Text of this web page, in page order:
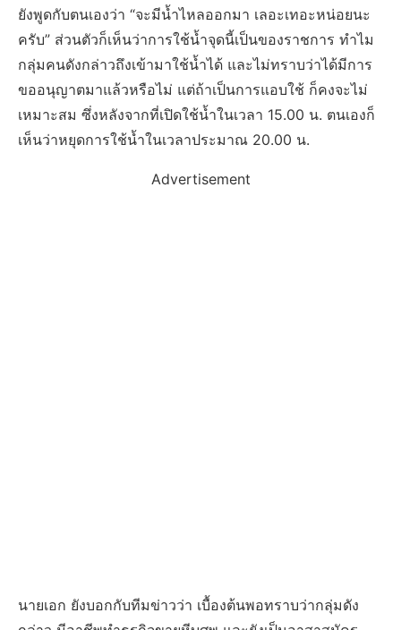
ยังพูดกับตนเองว่า “จะมีน้ำไหลออกมา เลอะเทอะหน่อยนะ
ครับ” ส่วนตัวก็เห็นว่าการใช้น้ำจุดนี้เป็นของราชการ ทำไม
กลุ่มคนดังกล่าวถึงเข้ามาใช้น้ำได้ และไม่ทราบว่าได้มีการ
ขออนุญาตมาแล้วหรือไม่ แต่ถ้าเป็นการแอบใช้ ก็คงจะไม่
เหมาะสม ซึ่งหลังจากที่เปิดใช้น้ำในเวลา 15.00 น. ตนเองก็
เห็นว่าหยุดการใช้น้ำในเวลาประมาณ 20.00 น.
Advertisement
นายเอก ยังบอกกับทีมข่าวว่า เบื้องต้นพอทราบว่ากลุ่มดัง